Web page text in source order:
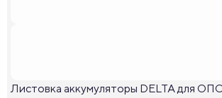
Листовка аккумуляторы DELTA для